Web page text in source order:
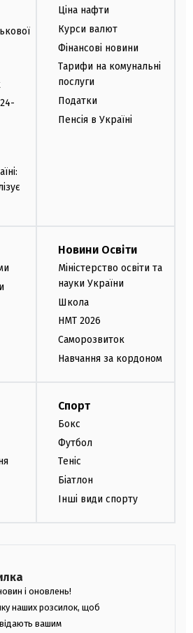
Ціна нафти
Курси валют
Фінансові новини
Тарифи на комунальні
послуги
Податки
Пенсія в Україні
Новини Освіти
Міністерство освіти та
науки України
Школа
НМТ 2026
Саморозвиток
Навчання за кордоном
Спорт
Бокс
Футбол
Теніс
Біатлон
Інші види спорту
і оновлень!
наших розсилок, щоб
вашим